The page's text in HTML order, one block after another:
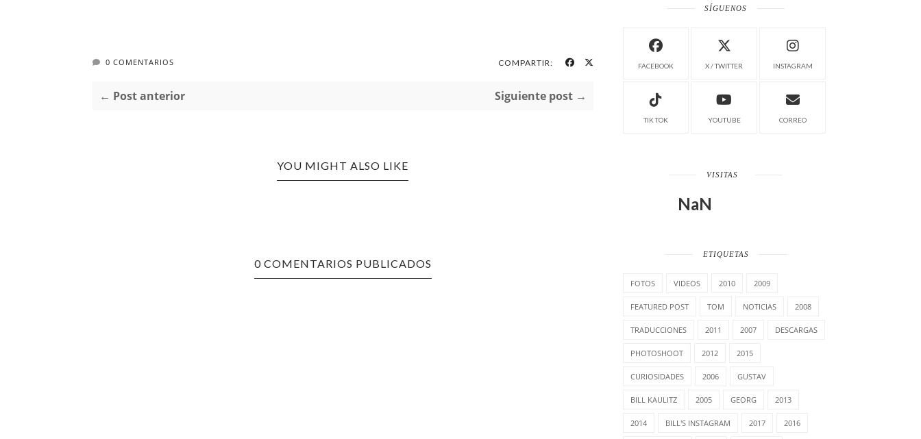
0 COMENTARIOS COMPARTIR:
← Post anterior Siguiente post →
YOU MIGHT ALSO LIKE
0 COMENTARIOS PUBLICADOS
SÍGUENOS
FACEBOOK X / TWITTER INSTAGRAM
TIK TOK YOUTUBE CORREO
VISITAS
NaN
ETIQUETAS
FOTOS VIDEOS 2010 2009
FEATURED POST TOM NOTICIAS 2008
TRADUCCIONES 2011 2007 DESCARGAS
PHOTOSHOOT 2012 2015
CURIOSIDADES 2006 GUSTAV
BILL KAULITZ 2005 GEORG 2013
2014 BILL'S INSTAGRAM 2017 2016